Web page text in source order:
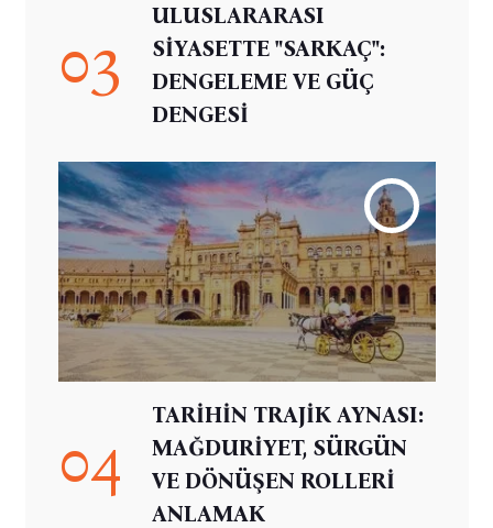
03
ULUSLARARASI
SİYASETTE "SARKAÇ":
DENGELEME VE GÜÇ
DENGESİ
04
TARİHİN TRAJİK AYNASI:
MAĞDURİYET, SÜRGÜN
VE DÖNÜŞEN ROLLERİ
ANLAMAK